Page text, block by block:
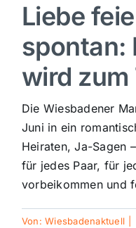
Politik
Wirtschaft
Sport
Kultur
Liebe
spontan:
wird
Die Wiesbadener
Juni in ein
Heiraten, Ja-Sagen
für jedes Paar, für
vorbeikommen und
Von:Wiesbadenaktuell